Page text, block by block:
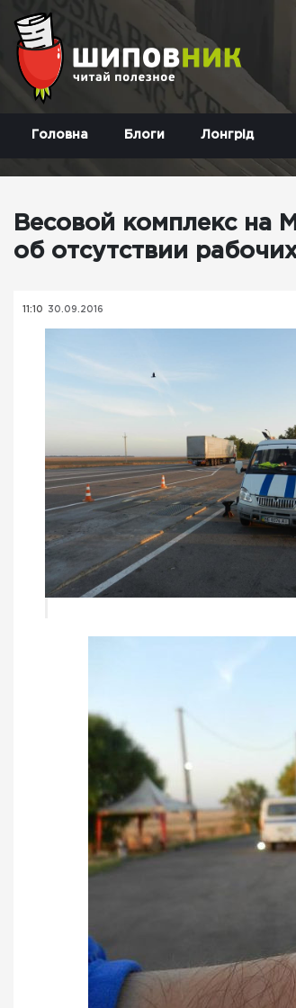
Головна Блоги Лонгрід
Весовой комплекс на
об отсутствии
11:10 30.09.2016